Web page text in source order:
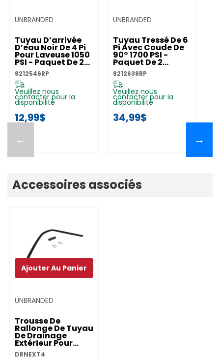
←
UNBRANDED
Tuyau D’arrivée
D’eau Noir De 4 Pi
Pour Laveuse 1050
PSI - Paquet De 2
8212546RP
8212546RP
Veuillez nous
contacter pour la
disponibilité
12,99$
UNBRANDED
Tuyau Tressé De 6
Pi Avec Coude De
90° 1700 PSI -
Paquet De 2
8212638RP
8212638RP
Veuillez nous
contacter pour la
disponibilité
34,99$
→
Accessoires associés
UNBRANDED
Trousse De
Rallonge De Tuyau
De Drainage
Extérieur Pour
Laveuse DRNEXT4
DRNEXT4
Ajouter Au Panier